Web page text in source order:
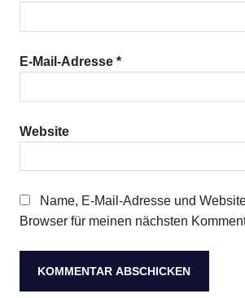
E-Mail-Adresse *
Website
Name, E-Mail-Adresse und
Browser für meinen nächsten